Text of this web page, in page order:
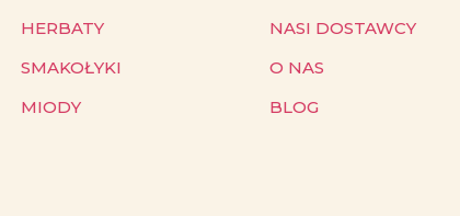
HERBATY
SMAKOŁYKI
MIODY
NASI DOSTAWCY
O NAS
BLOG